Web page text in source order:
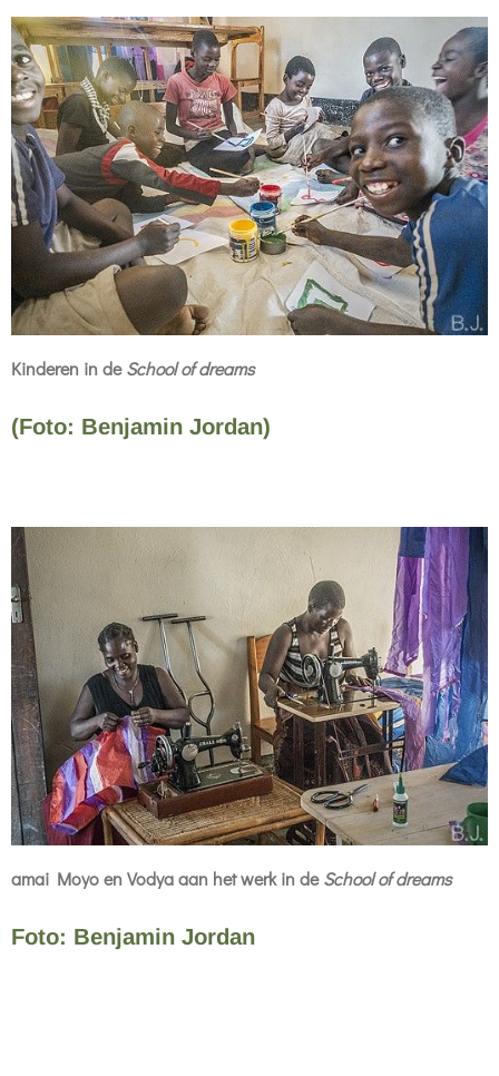
Kinderen in deSchool of dreams
(Foto: Benjamin Jordan)
amai Moyo en Vodya aan het werk in deSchool of dreams
Foto: Benjamin Jordan